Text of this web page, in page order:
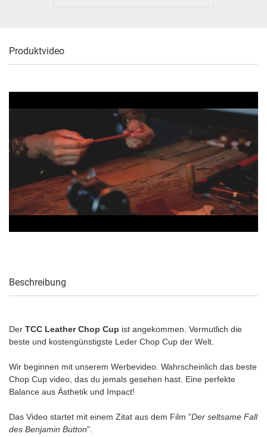
Produktvideo
Beschreibung
Der TCC Leather Chop Cup ist angekommen. Vermutlich die
beste und kostengünstigste Leder Chop Cup der Welt.
Wir beginnen mit unserem Werbevideo. Wahrscheinlich das beste
Chop Cup video, das du jemals gesehen hast. Eine perfekte
Balance aus Ästhetik und Impact!
Das Video startet mit einem Zitat aus dem Film "Der seltsame Fall
des Benjamin Button".